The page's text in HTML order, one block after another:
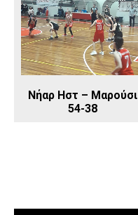
Νήαρ Ηστ – Μαρούσι
54-38